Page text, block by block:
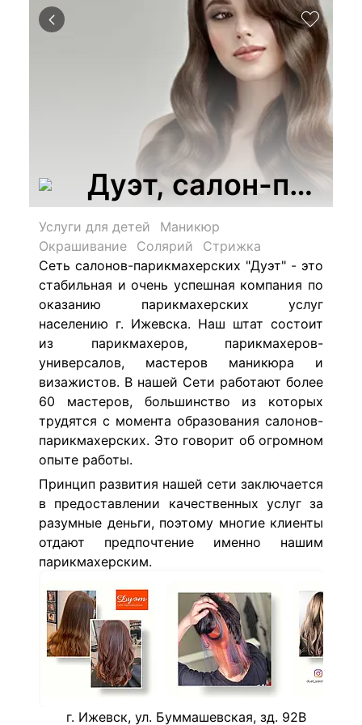
Дуэт, салон-
Услуги для детей
Маникюр
Окрашивание
Солярий
Стрижка
Сеть салонов-парикмахерских "Дуэт" - это
стабильная и очень успешная компания по
оказанию парикмахерских услуг
населению г. Ижевска. Наш штат состоит
из парикмахеров, парикмахеров-
универсалов, мастеров маникюра и
визажистов. В нашей Сети работают более
60 мастеров, большинство из которых
трудятся с момента образования салонов-
парикмахерских. Это говорит об огромном
опыте работы.
Принцип развития нашей сети заключается
в предоставлении качественных услуг за
разумные деньги, поэтому многие клиенты
отдают предпочтение именно нашим
парикмахерским.
г. Ижевск, ул. Буммашевская, зд. 92В